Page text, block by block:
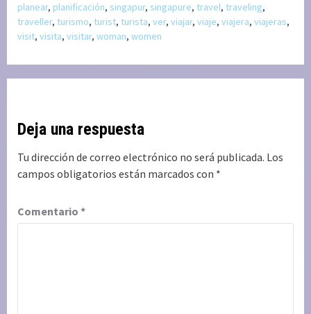
planear, planificación, singapur, singapure, travel, traveling,
traveller, turismo, turist, turista, ver, viajar, viaje, viajera, viajeras,
visit, visita, visitar, woman, women
Deja una respuesta
Tu dirección de correo electrónico no será publicada. Los
campos obligatorios están marcados con *
Comentario *